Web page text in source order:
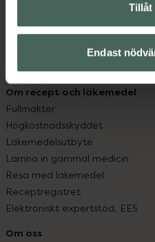
Tillåt
Endast
Sajtens tillgänglighet
Om recept och läkemedel
Fullmakter
Högkostnadsskyddet
Läkemedelsutbyte
Lämna in gammal medicin
Resa med läkemedel
Receptregistret
Elektroniskt expertstöd, EES
Om oss